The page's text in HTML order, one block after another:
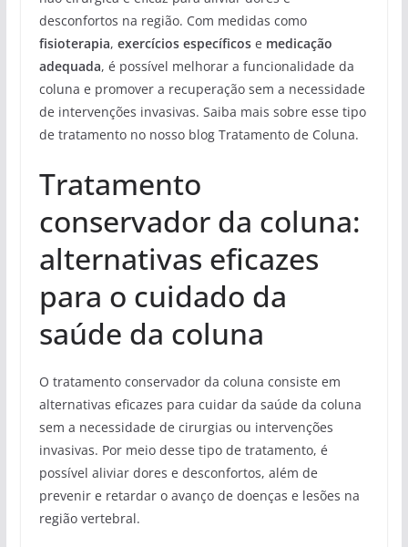
desconfortos na região. Com medidas como
fisioterapia, exercícios específicose medicação
adequada, é possível melhorar a funcionalidade da
coluna e promover a recuperação sem a necessidade
de intervenções invasivas. Saiba mais sobre esse tipo
de tratamento no nosso blog Tratamento de Coluna.
Tratamento
conservador da coluna:
alternativas eficazes
para o cuidado da
saúde da coluna
O tratamento conservador da coluna consiste em
alternativas eficazes para cuidar da saúde da coluna
sem a necessidade de cirurgias ou intervenções
invasivas. Por meio desse tipo de tratamento, é
possível aliviar dores e desconfortos, além de
prevenir e retardar o avanço de doenças e lesões na
região vertebral.